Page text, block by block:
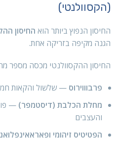
(הקסוולנטי)
החיסון הנפוץ ביותר הוא החיסון
הגנה מקיפה בזריקה אחת.
החיסון ההקסוולנטי מכסה מספר
פרבוווירוס — שלשול והקאות
מחלת הכלבת (דיסטמפר) —
והעצבים
הפטיטיס זיהומי